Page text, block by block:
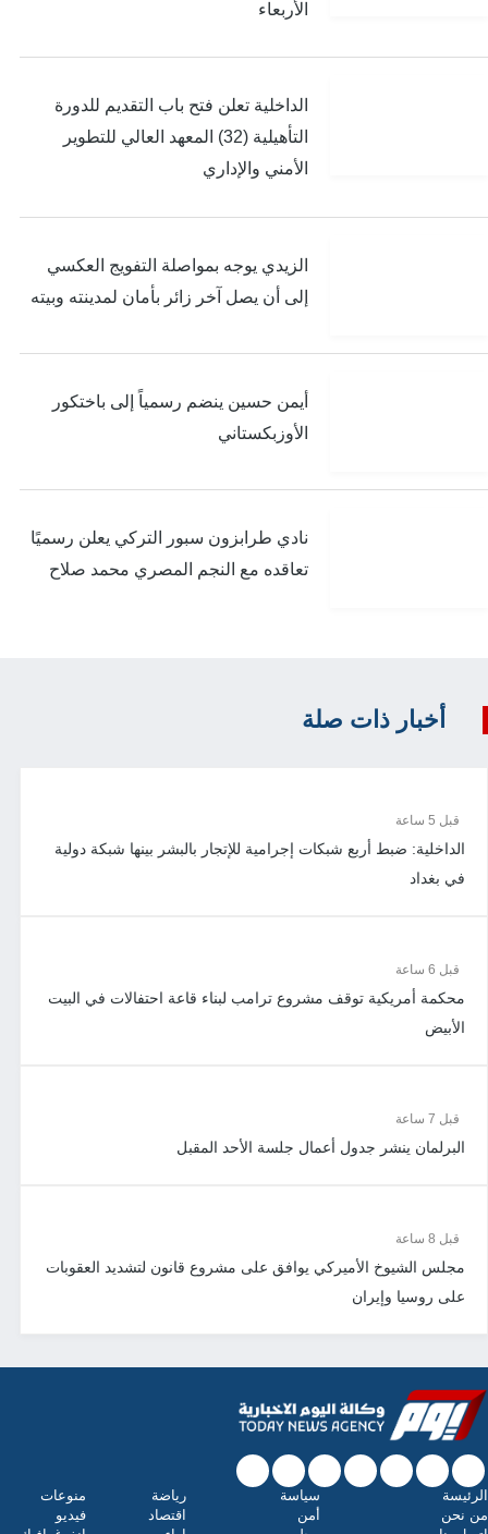
الأربعاء
الداخلية تعلن فتح باب التقديم للدورة
التأهيلية (32) المعهد العالي للتطوير
الأمني والإداري
الزيدي يوجه بمواصلة التفويج العكسي
إلى أن يصل آخر زائر بأمان لمدينته وبيته
أيمن حسين ينضم رسمياً إلى باختكور
الأوزبكستاني
نادي طرابزون سبور التركي يعلن رسميًا
تعاقده مع النجم المصري محمد صلاح
أخبار ذات صلة
قبل 5 ساعة
الداخلية: ضبط أربع شبكات إجرامية للإتجار بالبشر بينها شبكة دولية
في بغداد
قبل 6 ساعة
محكمة أمريكية توقف مشروع ترامب لبناء قاعة احتفالات في البيت
الأبيض
قبل 7 ساعة
البرلمان ينشر جدول أعمال جلسة الأحد المقبل
قبل 8 ساعة
مجلس الشيوخ الأميركي يوافق على مشروع قانون لتشديد العقوبات
على روسيا وإيران
الرئيسة
من نحن
سياسة
أمن
رياضة
اقتصاد
منوعات
فيديو